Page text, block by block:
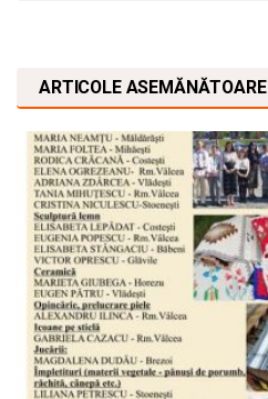
ARTICOLE ASEMĂNĂTOARE